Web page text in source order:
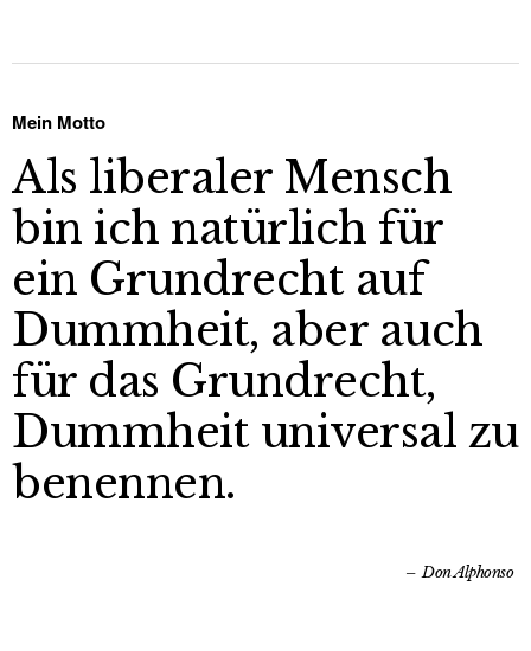
Mein Motto
Als liberaler Mensch
bin ich natürlich für
ein Grundrecht auf
Dummheit, aber auch
für das Grundrecht,
Dummheit universal zu
benennen.
Don Alphonso